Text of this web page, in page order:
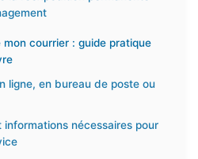
courrier : guide pratique
ligne, en bureau de poste ou
informations nécessaires pour